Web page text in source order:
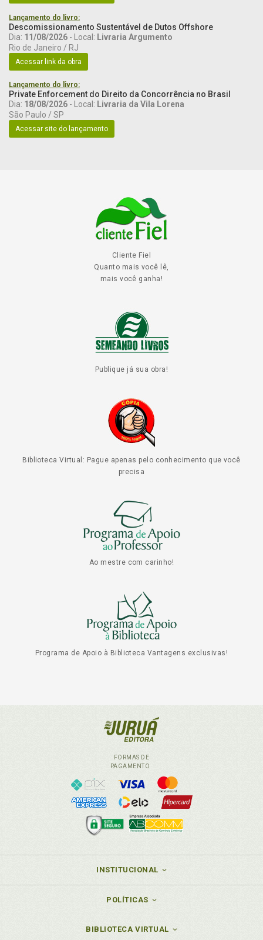
Lançamento do livro:
Descomissionamento Sustentável de Dutos Offshore
Dia: 11/08/2026 - Local: Livraria Argumento
Rio de Janeiro / RJ
Acessar link da obra
Lançamento do livro:
Private Enforcement do Direito da Concorrência no Brasil
Dia: 18/08/2026 - Local: Livraria da Vila Lorena
São Paulo / SP
Acessar site do lançamento
Cliente Fiel
Quanto mais você lê,
mais você ganha!
Publique já sua obra!
Biblioteca Virtual: Pague apenas pelo conhecimento que você
precisa
Ao mestre com carinho!
Programa de Apoio à Biblioteca Vantagens exclusivas!
FORMAS DE
PAGAMENTO
INSTITUCIONAL
POLÍTICAS
BIBLIOTECA VIRTUAL